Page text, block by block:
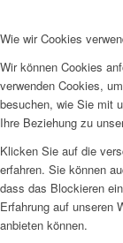
Wie wir Cookies
Wir können Cookies
verwenden Cookies,
besuchen, wie Sie mit
Ihre Beziehung zu
Klicken Sie auf die
erfahren. Sie können
dass das Blockieren
Erfahrung auf unseren
anbieten können.